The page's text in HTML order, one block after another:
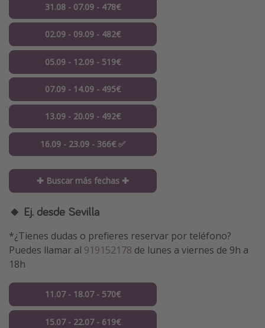
31.08 - 07.09 - 478€
02.09 - 09.09 - 482€
05.09 - 12.09 - 519€
07.09 - 14.09 - 495€
13.09 - 20.09 - 492€
16.09 - 23.09 - 366€ ✅
✚ Buscar más fechas ✚
🔸 Ej. desde Sevilla
*¿Tienes dudas o prefieres reservar por teléfono?
Puedes llamar al 919152178 de lunes a viernes de 9h a
18h
11.07 - 18.07 - 570€
15.07 - 22.07 - 619€